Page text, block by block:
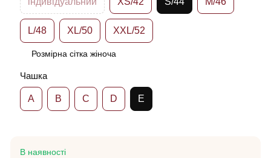
L/48 XL/50 XXL/52
Розмірна сітка жіноча
Чашка
A B C D E
В наявності